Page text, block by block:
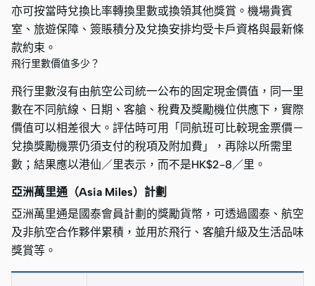
亦可按當時兌換比率轉換里數或換領其他獎賞。機場貴賓
室、旅遊保障、簽賬積分及兌換安排均受卡戶資格與最新條
款約束。
飛行里數價值多少？
飛行里數沒有由航空公司統一公布的固定現金價值，同一里
數在不同航線、日期、客艙、稅費及獎勵機位供應下，實際
價值可以相差很大。評估時可用「同航班可比較現金票價－
兌換獎勵機票仍須支付的稅項及附加費」，再除以所需里
數；結果應以港仙／里表示，而不是HK$2–8／里。
亞洲萬里通（Asia Miles）計劃
亞洲萬里通是國泰會員計劃的獎勵貨幣，可透過國泰、航空
及非航空合作夥伴累積，並用於飛行、客艙升級及生活品味
獎賞等。